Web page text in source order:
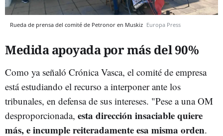
Rueda de prensa del comité de Petronor en Muskiz Europa Press
Medida apoyada por más del 90%
Como ya señaló Crónica Vasca, el comité de empresa
está estudiando el recurso a interponer ante los
tribunales, en defensa de sus intereses. "Pese a una OM
desproporcionada, esta dirección insaciable quiere
más, e incumple reiteradamente esa misma orden.